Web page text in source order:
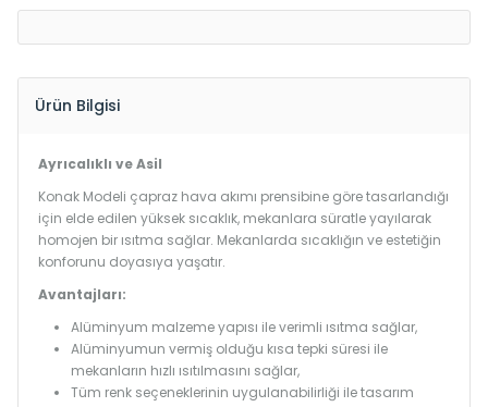
Ürün Bilgisi
Ayrıcalıklı ve Asil
Konak Modeli çapraz hava akımı prensibine göre tasarlandığı
için elde edilen yüksek sıcaklık, mekanlara süratle yayılarak
homojen bir ısıtma sağlar. Mekanlarda sıcaklığın ve estetiğin
konforunu doyasıya yaşatır.
Avantajları:
Alüminyum malzeme yapısı ile verimli ısıtma sağlar,
Alüminyumun vermiş olduğu kısa tepki süresi ile
mekanların hızlı ısıtılmasını sağlar,
Tüm renk seçeneklerinin uygulanabilirliği ile tasarım